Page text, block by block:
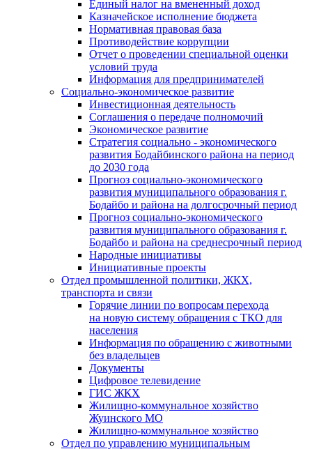
Единый налог на вмененный доход
Казначейское исполнение бюджета
Нормативная правовая база
Противодействие коррупции
Отчет о проведении специальной оценки
условий труда
Информация для предпринимателей
Социально-экономическое развитие
Инвестиционная деятельность
Соглашения о передаче полномочий
Экономическое развитие
Стратегия социально - экономического
развития Бодайбинского района на период
до 2030 года
Прогноз социально-экономического
развития муниципального образования г.
Бодайбо и района на долгосрочный период
Прогноз социально-экономического
развития муниципального образования г.
Бодайбо и района на среднесрочный период
Народные инициативы
Инициативные проекты
Отдел промышленной политики, ЖКХ,
транспорта и связи
Горячие линии по вопросам перехода
на новую систему обращения с ТКО для
населения
Информация по обращению с животными
без владельцев
Документы
Цифровое телевидение
ГИС ЖКХ
Жилищно-коммунальное хозяйство
Жуинского МО
Жилищно-коммунальное хозяйство
Отдел по управлению муниципальным